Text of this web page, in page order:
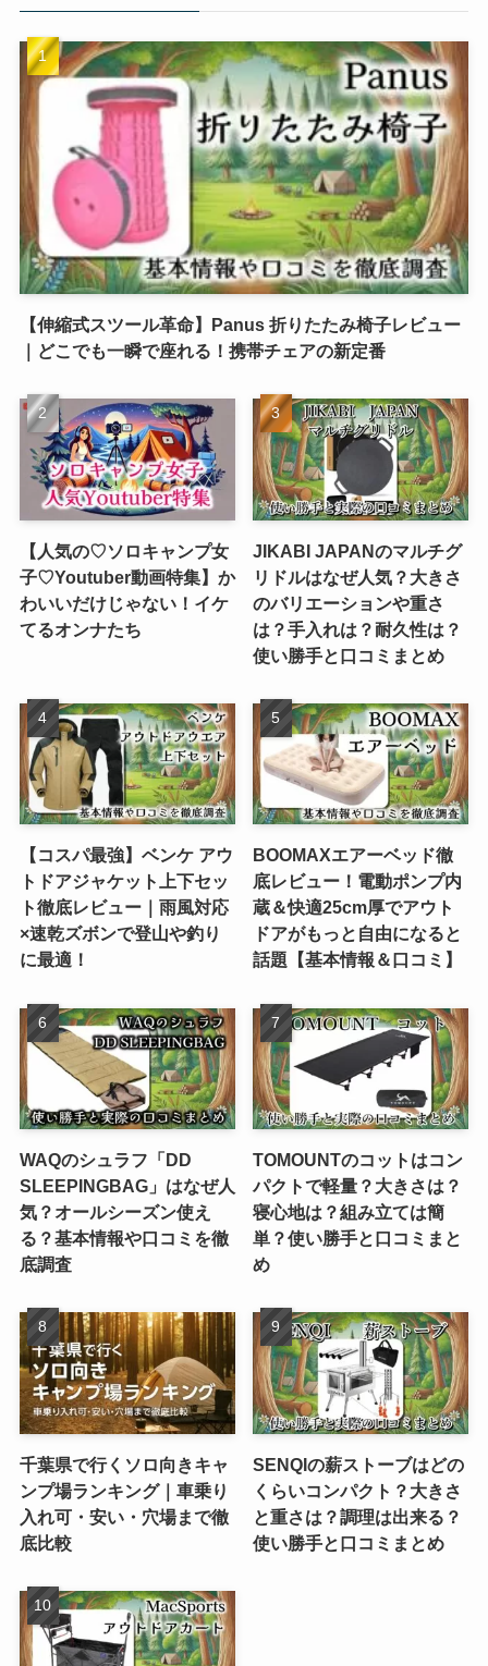
【伸縮式スツール革命】Panus 折りたたみ椅子レビュー
｜どこでも一瞬で座れる！携帯チェアの新定番
【人気の♡ソロキャンプ女
子♡Youtuber動画特集】か
わいいだけじゃない！イケ
てるオンナたち
JIKABI JAPANのマルチグ
リドルはなぜ人気？大きさ
のバリエーションや重さ
は？手入れは？耐久性は？
使い勝手と口コミまとめ
【コスパ最強】ベンケ アウ
トドアジャケット上下セッ
ト徹底レビュー｜雨風対応
×速乾ズボンで登山や釣り
に最適！
BOOMAXエアーベッド徹
底レビュー！電動ポンプ内
蔵＆快適25cm厚でアウト
ドアがもっと自由になると
話題【基本情報＆口コミ】
WAQのシュラフ「DD
SLEEPINGBAG」はなぜ人
気？オールシーズン使え
る？基本情報や口コミを徹
底調査
TOMOUNTのコットはコン
パクトで軽量？大きさは？
寝心地は？組み立ては簡
単？使い勝手と口コミまと
め
千葉県で行くソロ向きキャ
ンプ場ランキング｜車乗り
入れ可・安い・穴場まで徹
底比較
SENQIの薪ストーブはどの
くらいコンパクト？大きさ
と重さは？調理は出来る？
使い勝手と口コミまとめ